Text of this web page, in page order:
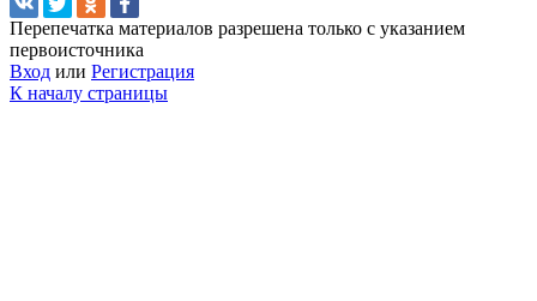
Перепечатка материалов разрешена только с указанием
первоисточника
Вход или Регистрация
К началу страницы